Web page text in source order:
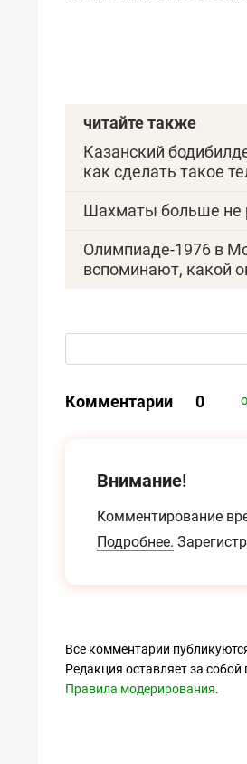
читайте также
Казанский
как сделать такое
Шахматы больше не
Олимпиаде-1976 в
вспоминают, какой
Комментарии 0
Внимание!
Комментирование
Подробнее.
Все комментарии
Редакция оставляет за
Правила модерирования.